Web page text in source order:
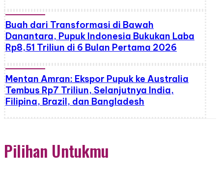
Buah dari Transformasi di Bawah
Danantara, Pupuk Indonesia Bukukan Laba
Rp8,51 Triliun di 6 Bulan Pertama 2026
Mentan Amran: Ekspor Pupuk ke Australia
Tembus Rp7 Triliun, Selanjutnya India,
Filipina, Brazil, dan Bangladesh
Pilihan Untukmu